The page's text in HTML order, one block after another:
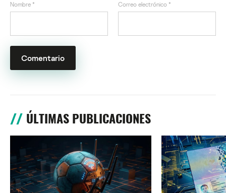
Nombre * Correo electrónico *
ÚLTIMAS PUBLICACIONES